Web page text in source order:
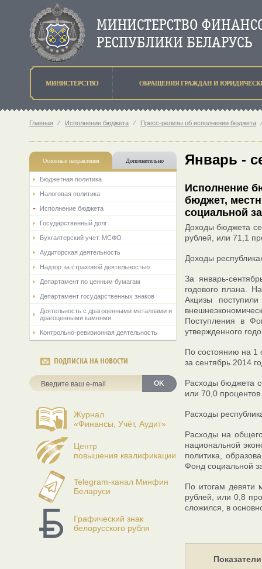
МИНИСТЕРСТВО ОБРАЩЕНИЯ ГРАЖДАН И
Главная ⁄ Исполнение бюджета ⁄ Пресс-релизы об исполнении бюджета ⁄
Основные направления Дополнительно
Бюджетная политика
Налоговая политика
Исполнение бюджета
Государственный долг
Бухгалтерский учет. МСФО
Аудиторская деятельность
Надзор за страховой деятельностью
Департамент по ценным бумагам
Департамент государственных знаков
Деятельность с драгоценными металлами и
драгоценными камнями
Контрольно-ревизионная деятельность
ПОДПИСКА НА НОВОСТИ
OK
Журнал
«Финансы, Учёт, Аудит»
Центр
повышения квалификации
Telegram-канал Минфин
Беларуси
Графический знак
белорусского рубля
Январь -
Исполнение
бюджет,
социальной
Доходы бюджета
рублей, или 71,1
Доходы
За январь-
годового плана.
Акцизы
Поступления в
утвержденного
По состоянию на 1
за сентябрь 2014
Расходы бюджета
или 70,0 процентов
Расходы
Расходы на
национальной
политика,
Фонд социальной
По итогам девяти
рублей, или 0,8
сложился, в
Показатели